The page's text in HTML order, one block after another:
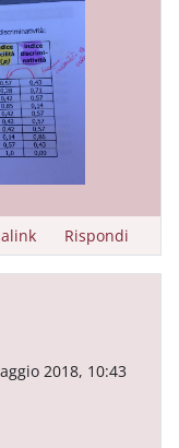
Rispondi
2018, 10:43